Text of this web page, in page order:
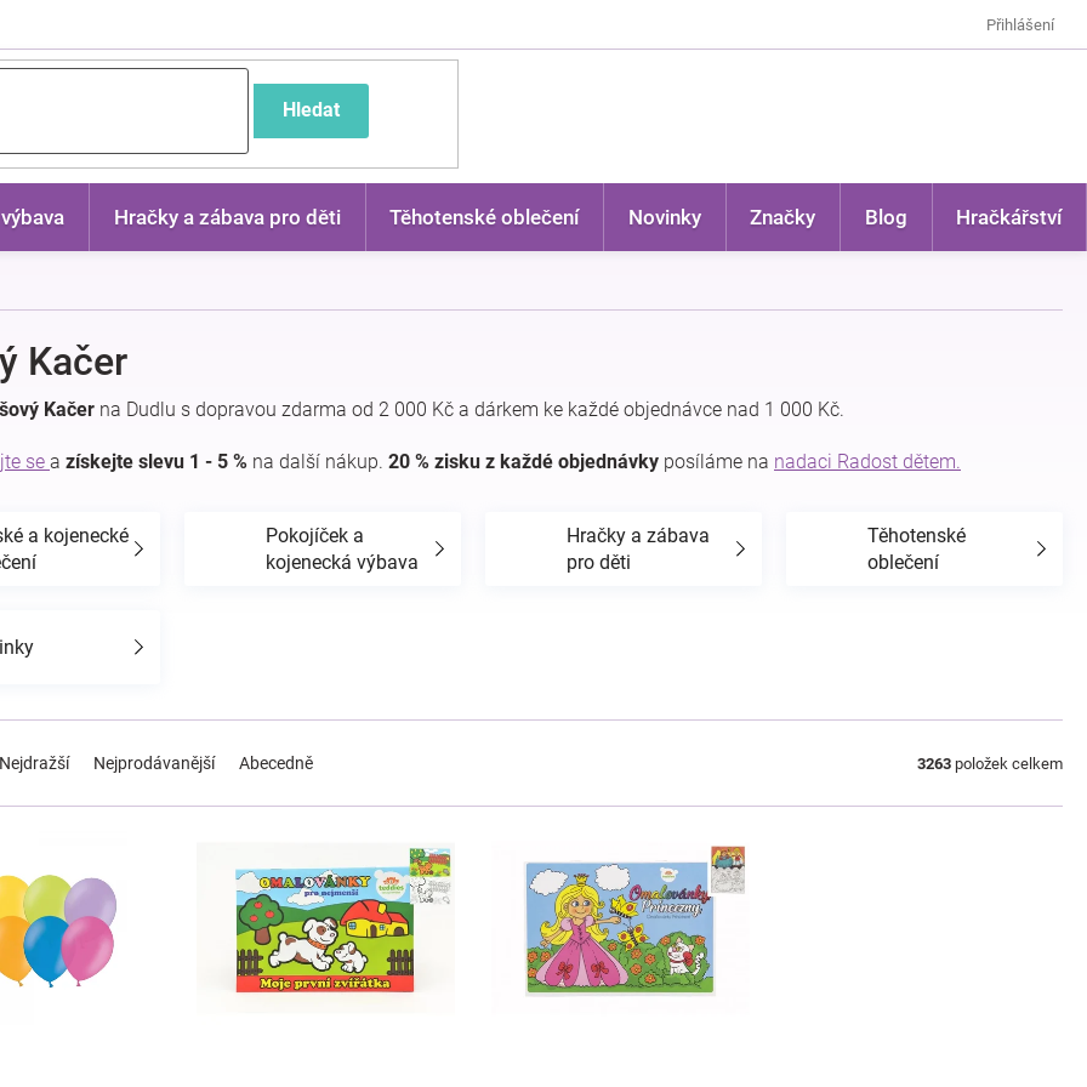
Přihlášení
Hledat
Hračky a zábava pro děti Těhotenské oblečení Novinky Značky Blog Hračkářství
Kačer
Kačer na Dudlu s dopravou zdarma od 2 000 Kč a dárkem ke každé objednávce nad 1 000 Kč.
se a získejte slevu 1 - 5 % na další nákup. 20 % zisku z každé objednávky posíláme na nadaci Radost dětem.
a kojenecké
Pokojíček a
kojenecká výbava
Hračky a zábava
pro děti
Těhotenské
oblečení
Nejdražší Nejprodávanější Abecedně 3263 položek celkem